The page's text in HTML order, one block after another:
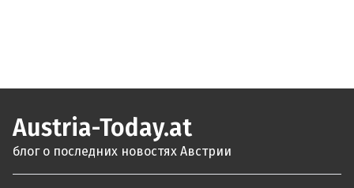
Austria-Today.at
блог о последних новостях Австрии